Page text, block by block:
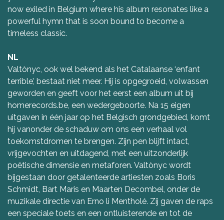
now exiled in Belgium where his album resonates like a
powerful hymn that is soon bound to become a
timeless classic.
NL
Valtònyc, ook wel bekend als het Catalaanse ‘enfant
terrible’, bestaat niet meer. Hij is opgegroeid, volwassen
geworden en geeft voor het eerst een album uit bij
homerecords.be, een wedergeboorte. Na 15 eigen
uitgaven in één jaar op het Belgisch grondgebied, komt
hij vanonder de schaduw om ons een verhaal vol
toekomstdromen te brengen. Zijn pen blijft intact,
vrijgevochten en uitdagend, met een uitzonderlijk
poëtische dimensie en metaforen. Valtònyc wordt
bijgestaan door getalenteerde artiesten zoals Boris
Schmidt, Bart Maris en Maarten Decombel, onder de
muzikale directie van Erno li Mentholé. Zij gaven de raps
een speciale toets en een ontluisterende en tot de